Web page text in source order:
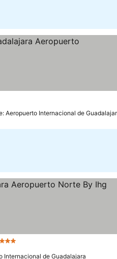
Aeropuerto Internacional de
3 Estrellas
Internacional de Guadalajara